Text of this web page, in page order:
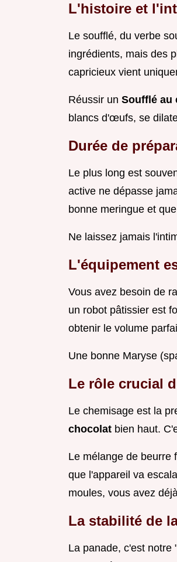
L'histoire et
Le soufflé, du verbe
ingrédients, mais des
capricieux vient
Réussir un Soufflé au
blancs d'œufs, se
Durée de
Le plus long est
active ne dépasse
bonne meringue et
Ne laissez jamais
L'équipement
Vous avez besoin de
un robot pâtissier est
obtenir le volume
Une bonne Maryse
Le rôle crucial
Le chemisage est la
chocolat bien haut.
Le mélange de beurre
que l'appareil va
moules, vous avez
La stabilité de
La panade, c'est notre